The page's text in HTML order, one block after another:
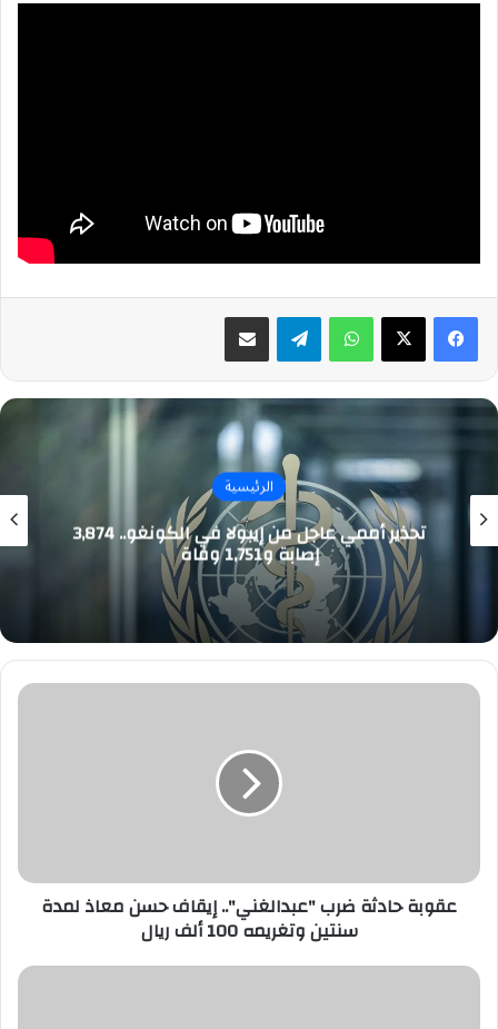
واتسابتيلقرام مشاركة عبر البريد
الرئيسية
تحذير أممي عاجل من إيبولا في الكونغو.. 3,874
إصابة و1,751 وفاة
عقوبة
سنتين
وتغريمه
ريال
عقوبة حادثة ضرب "عبدالغني".. إيقاف حسن معاذ لمدة
سنتين وتغريمه 100 ألف ريال
احذر